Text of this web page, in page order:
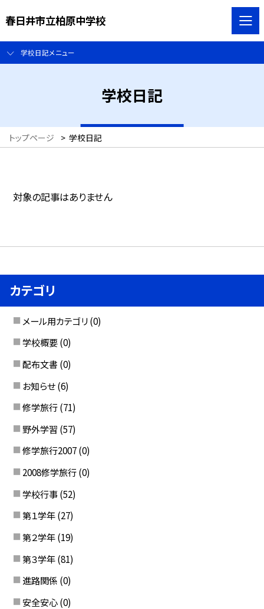
春日井市立柏原中学校
学校日記メニュー
学校日記
トップページ > 学校日記
対象の記事はありません
カテゴリ
メール用カテゴリ (0)
学校概要 (0)
配布文書 (0)
お知らせ (6)
修学旅行 (71)
野外学習 (57)
修学旅行2007 (0)
2008修学旅行 (0)
学校行事 (52)
第１学年 (27)
第２学年 (19)
第３学年 (81)
進路関係 (0)
安全安心 (0)